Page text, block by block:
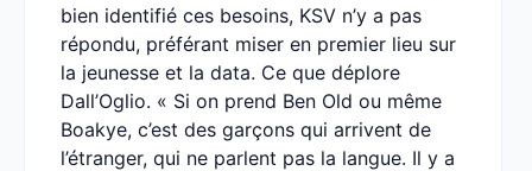
bien identifié ces besoins, KSV n’y a pas
répondu, préférant miser en premier lieu sur
la jeunesse et la data. Ce que déplore
Dall’Oglio. « Si on prend Ben Old ou même
Boakye, c’est des garçons qui arrivent de
l’étranger, qui ne parlent pas la langue. Il y a